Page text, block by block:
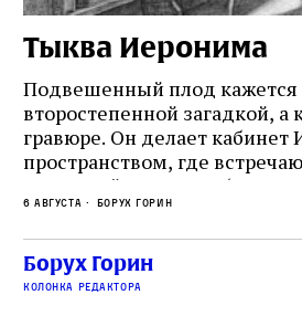
Тыква Иеронима
Подвешенный плод кажется
второстепенной загадкой, а
гравюре. Он делает кабинет
пространством, где
греческий и латынь;
церковная традиция;
точность и понятность;
убеждённый в
читатель, воспринимающий
6 августа Борух Горин
Борух Горин
колонка редактора